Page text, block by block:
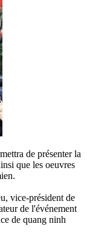
de présenter la
que les oeuvres
vice-président de
de l'événement
de quang ninh